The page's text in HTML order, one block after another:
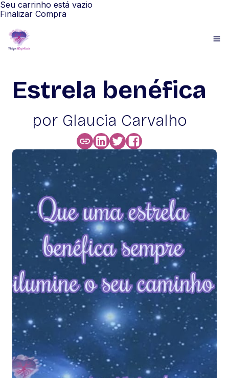
Seu carrinho está vazio
Finalizar Compra
Estrela benéfica
por Glaucia Carvalho